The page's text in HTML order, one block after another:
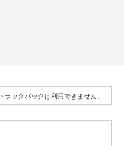
トラックバックは利用できません。